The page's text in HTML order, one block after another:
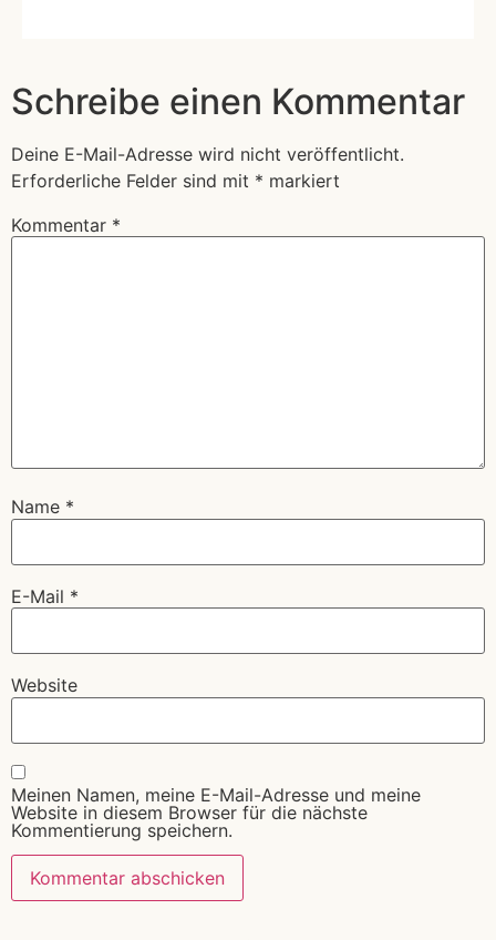
Schreibe einen Kommentar
Deine E-Mail-Adresse wird nicht veröffentlicht.
Erforderliche Felder sind mit * markiert
Kommentar *
Name *
E-Mail *
Website
Meinen Namen, meine E-Mail-Adresse und meine
Website in diesem Browser für die nächste
Kommentierung speichern.